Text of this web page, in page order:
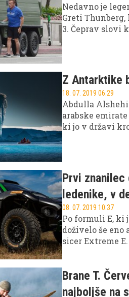
Nedavno je
Greti
3. Čeprav slovi
Z Antarktike
18. 07. 2019 06.29
Abdulla
arabske
ki jo v državi
Prvi
ledenike, v
08. 07. 2019 10.37
Po formuli E, ki
doživelo še
sicer Extreme
Brane T.
najboljše na